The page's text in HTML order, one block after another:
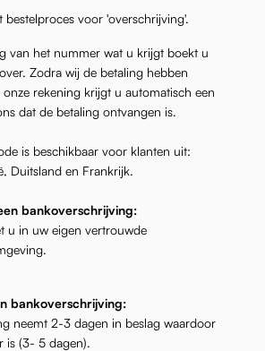
bestelproces voor 'overschrijving'.
van het nummer wat u krijgt boekt u
Zodra wij de betaling hebben
rekening krijgt u automatisch een
dat de betaling ontvangen is.
is beschikbaar voor klanten uit:
Duitsland en Frankrijk.
bankoverschrijving:
u in uw eigen vertrouwde
bankoverschrijving:
neemt 2-3 dagen in beslag waardoor
is (3- 5 dagen).